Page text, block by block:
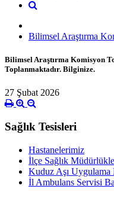
Bilimsel Araştırma
Bilimsel Araştırma Komisyon
Toplanmaktadır. Bilginize.
27 Şubat 2026
Sağlık Tesisleri
Hastanelerimiz
İlçe Sağlık
Kuduz Aşı Uygulama
İl Ambulans Servisi